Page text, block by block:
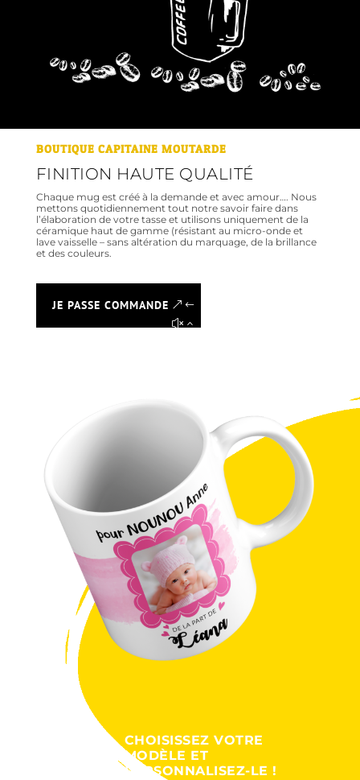
BOUTIQUE CAPITAINE MOUTARDE
FINITION HAUTE QUALITÉ
Chaque mug est créé à la demande et avec amour…. Nous
mettons quotidiennement tout notre savoir faire dans
l’élaboration de votre tasse et utilisons uniquement de la
céramique haut de gamme (résistant au micro-onde et
lave vaisselle – sans altération du marquage, de la brillance
et des couleurs.
JE PASSE COMMANDE
CHOISISSEZ VOTRE
MODÈLE ET
PERSONNALISEZ-LE !